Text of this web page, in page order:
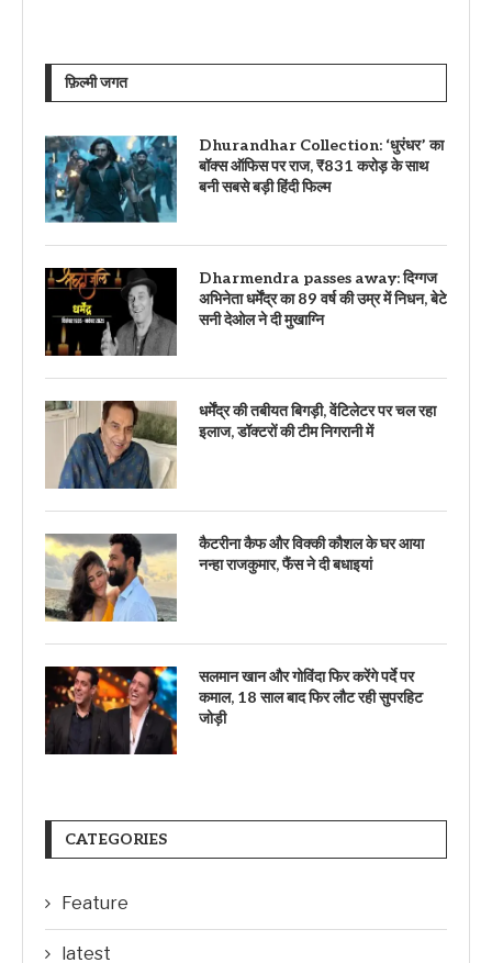
फ़िल्मी जगत
Dhurandhar Collection: ‘धुरंधर’ का
बॉक्स ऑफिस पर राज, ₹831 करोड़ के साथ
बनी सबसे बड़ी हिंदी फिल्म
Dharmendra passes away: दिग्गज
अभिनेता धर्मेंद्र का 89 वर्ष की उम्र में निधन, बेटे
सनी देओल ने दी मुखाग्नि
धर्मेंद्र की तबीयत बिगड़ी, वेंटिलेटर पर चल रहा
इलाज, डॉक्टरों की टीम निगरानी में
कैटरीना कैफ और विक्की कौशल के घर आया
नन्हा राजकुमार, फैंस ने दी बधाइयां
सलमान खान और गोविंदा फिर करेंगे पर्दे पर
कमाल, 18 साल बाद फिर लौट रही सुपरहिट
जोड़ी
CATEGORIES
Feature
latest